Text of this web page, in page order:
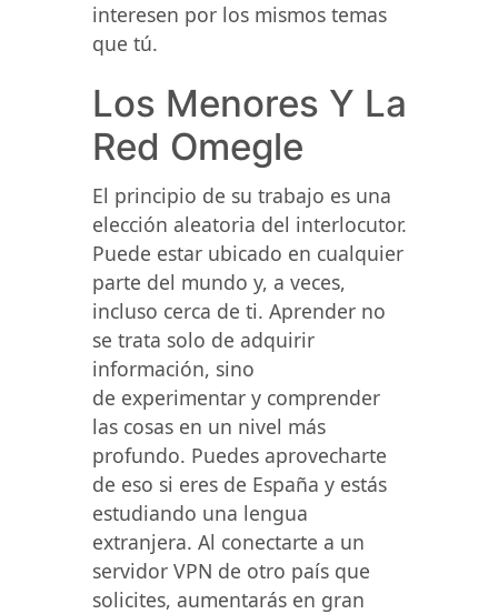
interesen por los mismos temas
que tú.
Los Menores Y La
Red Omegle
El principio de su trabajo es una
elección aleatoria del interlocutor.
Puede estar ubicado en cualquier
parte del mundo y, a veces,
incluso cerca de ti. Aprender no
se trata solo de adquirir
información, sino
de experimentar y comprender
las cosas en un nivel más
profundo. Puedes aprovecharte
de eso si eres de España y estás
estudiando una lengua
extranjera. Al conectarte a un
servidor VPN de otro país que
solicites, aumentarás en gran